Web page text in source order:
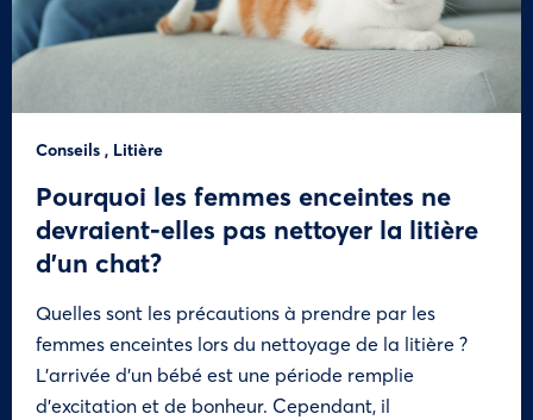
Conseils , Litière
Pourquoi les femmes enceintes ne
devraient-elles pas nettoyer la litière
d’un chat?
Quelles sont les précautions à prendre par les
femmes enceintes lors du nettoyage de la litière ?
L’arrivée d’un bébé est une période remplie
d’excitation et de bonheur. Cependant, il